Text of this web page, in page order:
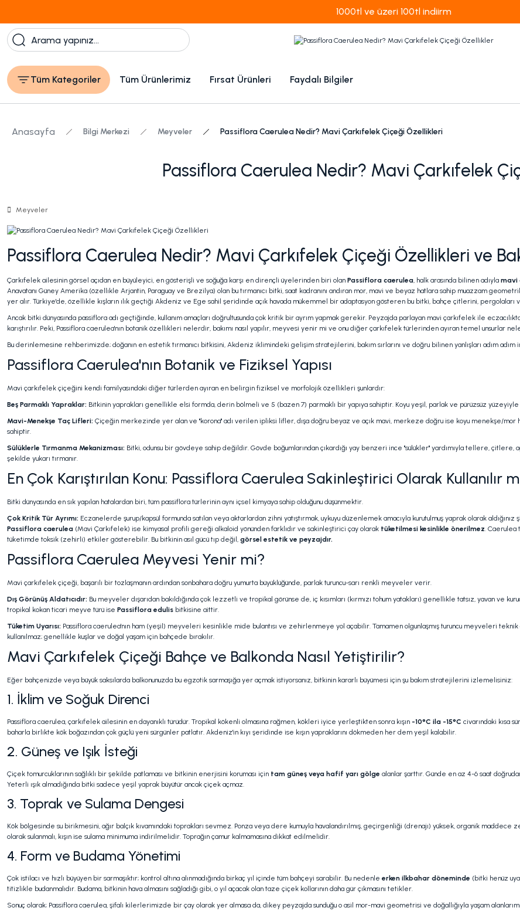
1000tl ve üzeri 100tl indiirm
Tüm Kategoriler Tüm Ürünlerimiz Fırsat Ürünleri Faydalı Bilgiler
Anasayfa Bilgi Merkezi Meyveler Passiflora Caerulea Nedir? Mavi Çarkıfelek Çiçeği Özellikleri
Passiflora Caerulea Nedir? Mavi Çarkıfelek
Meyveler
Passiflora Caerulea Nedir? Mavi Çarkıfelek Çiçeği Özellikleri ve
Çarkıfelek ailesinin görsel açıdan en büyüleyici, en gösterişli ve soğuğa karşı en dirençli üyelerinden biri olan Passiflora caerulea, halk arasında bilinen adıyla mavi
Anavatanı Güney Amerika (özellikle Arjantin, Paraguay ve Brezilya) olan bu tırmanıcı bitki, saat kadranını andıran mor, mavi ve beyaz hatlara sahip muazzam
yer alır. Türkiye'de, özellikle kışların ılık geçtiği Akdeniz ve Ege sahil şeridinde açık havada mükemmel bir adaptasyon gösteren bu bitki, bahçe çitlerini, pergolaları
Ancak bitki dünyasında passiflora adı geçtiğinde, kullanım amaçları doğrultusunda çok kritik bir ayrım yapmak gerekir. Peyzajda parlayan mavi çarkıfelek ile
karıştırılır. Peki, Passiflora caerulea'nın botanik özellikleri nelerdir, bakımı nasıl yapılır, meyvesi yenir mi ve onu diğer çarkıfelek türlerinden ayıran temel unsurlar
Bu derinlemesine rehberimizde; doğanın en estetik tırmanıcı bitkisini, Akdeniz iklimindeki gelişim stratejilerini, bakım sırlarını ve doğru bilinen yanlışları adım adım
Passiflora Caerulea'nın Botanik ve Fiziksel Yapısı
Mavi çarkıfelek çiçeğini kendi familyasındaki diğer türlerden ayıran en belirgin fiziksel ve morfolojik özellikleri şunlardır:
Beş Parmaklı Yapraklar: Bitkinin yaprakları genellikle elsi formda, derin bölmeli ve 5 (bazen 7) parmaklı bir yapıya sahiptir. Koyu yeşil, parlak ve pürüzsüz
Mavi-Menekşe Taç Lifleri: Çiçeğin merkezinde yer alan ve "korona" adı verilen ipliksi lifler, dışa doğru beyaz ve açık mavi, merkeze doğru ise koyu menekşe/mor
sahiptir.
Sülüklerle Tırmanma Mekanizması: Bitki, odunsu bir gövdeye sahip değildir. Gövde boğumlarından çıkardığı yay benzeri ince "sülükler" yardımıyla tellere, çitlere,
şekilde yukarı tırmanır.
En Çok Karıştırılan Konu: Passiflora Caerulea Sakinleştirici Olarak Kullanılır
Bitki dünyasında en sık yapılan hatalardan biri, tüm passiflora türlerinin aynı içsel kimyaya sahip olduğunu düşünmektir.
Çok Kritik Tür Ayrımı: Eczanelerde şurup/kapsül formunda satılan veya aktarlardan zihni yatıştırmak, uykuyu düzenlemek amacıyla kurutulmuş yaprak olarak aldığınız
Passiflora caerulea (Mavi Çarkıfelek) ise kimyasal profili gereği alkaloid yönünden farklıdır ve sakinleştirici çay olarak tüketilmesi kesinlikle önerilmez. Caerulea
tüketimde toksik (zehirli) etkiler gösterebilir. Bu bitkinin asıl gücü tıp değil, görsel estetik ve peyzajdır.
Passiflora Caerulea Meyvesi Yenir mi?
Mavi çarkıfelek çiçeği, başarılı bir tozlaşmanın ardından sonbahara doğru yumurta büyüklüğünde, parlak turuncu-sarı renkli meyveler verir.
Dış Görünüş Aldatıcıdır: Bu meyveler dışarıdan bakıldığında çok lezzetli ve tropikal görünse de, iç kısımları (kırmızı tohum yatakları) genellikle tatsız, yavan ve
tropikal kokan ticari meyve türü ise Passiflora edulis bitkisine aittir.
Tüketim Uyarısı: Passiflora caerulea'nın ham (yeşil) meyveleri kesinlikle mide bulantısı ve zehirlenmeye yol açabilir. Tamamen olgunlaşmış turuncu meyveleri
kullanılmaz; genellikle kuşlar ve doğal yaşam için bahçede bırakılır.
Mavi Çarkıfelek Çiçeği Bahçe ve Balkonda Nasıl Yetiştirilir?
Eğer bahçenizde veya büyük saksılarda balkonunuzda bu egzotik sarmaşığa yer açmak istiyorsanız, bitkinin kararlı büyümesi için şu bakım stratejilerini izlemelisiniz:
1. İklim ve Soğuk Direnci
Passiflora caerulea, çarkıfelek ailesinin en dayanıklı türüdür. Tropikal kökenli olmasına rağmen, kökleri iyice yerleştikten sonra kışın -10°C ila -15°C civarındaki kısa
baharla birlikte kök boğazından çok güçlü yeni sürgünler patlatır. Akdeniz'in kıyı şeridinde ise kışın yapraklarını dökmeden her dem yeşil kalabilir.
2. Güneş ve Işık İsteği
Çiçek tomurcuklarının sağlıklı bir şekilde patlaması ve bitkinin enerjisini koruması için tam güneş veya hafif yarı gölge alanlar şarttır. Günde en az 4-6 saat
Yeterli ışık almadığında bitki sadece yeşil yaprak büyütür ancak çiçek açmaz.
3. Toprak ve Sulama Dengesi
Kök bölgesinde su birikmesini, ağır balçık kıvamındaki toprakları sevmez. Ponza veya dere kumuyla havalandırılmış, geçirgenliği (drenajı) yüksek, organik
olarak sulanmalı, kışın ise sulama minimuma indirilmelidir. Toprağın çamur kalmamasına dikkat edilmelidir.
4. Form ve Budama Yönetimi
Çok istilacı ve hızlı büyüyen bir sarmaşıktır; kontrol altına alınmadığında birkaç yıl içinde tüm bahçeyi sarabilir. Bu nedenle erken ilkbahar döneminde (bitki henüz
titizlikle budanmalıdır. Budama, bitkinin hava almasını sağladığı gibi, o yıl açacak olan taze çiçek kollarının daha gür çıkmasını tetikler.
Sonuç olarak; Passiflora caerulea, şifalı kilerlerimizde bir çay olarak yer almasa da, dikey peyzajda sunduğu o asil mor-mavi geometrisi ve doğallığıyla yaşam